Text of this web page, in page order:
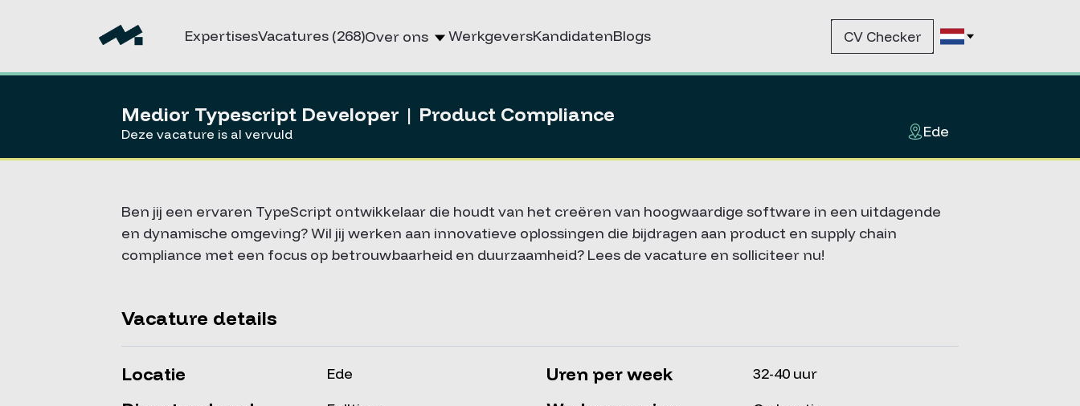
ExpertisesVacatures (268)Over ons WerkgeversKandidatenBlogs CV Checker
Medior Typescript Developer | Product Compliance
Deze vacature is al vervuld Ede
Ben jij een ervaren TypeScript ontwikkelaar die houdt van het creëren van hoogwaardige software in een uitdagende
en dynamische omgeving? Wil jij werken aan innovatieve oplossingen die bijdragen aan product en supply chain
compliance met een focus op betrouwbaarheid en duurzaamheid? Lees de vacature en solliciteer nu!
Vacature details
Locatie Ede Uren per week 32-40 uur